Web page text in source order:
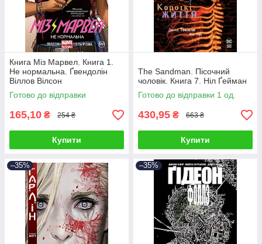
Книга Міз Марвел. Книга 1.
Не нормальна. Ґвендолін
Віллов Вілсон
Готово до відправки
165,10 ₴ 254 ₴
Купити
The Sandman. Пісочний
чоловік. Книга 7. Ніл Ґейман
Готово до відправки 1 од.
430,95 ₴ 663 ₴
Купити
–35% –35%